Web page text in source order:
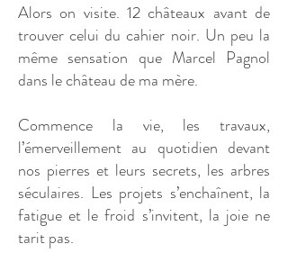
Alors on visite. 12 châteaux avant de
trouver celui du cahier noir. Un peu la
même sensation que Marcel Pagnol
dans le château de ma mère.
Commence la vie, les travaux,
l’émerveillement au quotidien devant
nos pierres et leurs secrets, les arbres
séculaires. Les projets s’enchaînent, la
fatigue et le froid s’invitent, la joie ne
tarit pas.